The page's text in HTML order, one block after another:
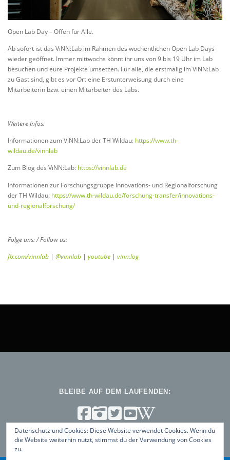
Open Lab Day – Offen für Alle.
Ab sofort ist das ViNN:Lab im Rahmen des wöchentlichen Open Lab Days
wieder geöffnet. Immer mittwochs könnt ihr uns von 9 bis 19 Uhr im Lab
besuchen und eure Projekte umsetzen. Für alle, die erstmalig im ViNN:Lab
zu Gast sind, gibt es vor Ort eine Erstunterweisung durch eine
Mitarbeiterin bzw. einen Mitarbeiter des Labs.
Weitere Infos:
Informationen zum ViNN:Lab der TH Wildau: https://www.th-
wildau.de/vinnlab
Zum Blog des ViNN:Lab: https://vinnlab.de
Informationen zur Forschungsgruppe Innovations- und Regionalforschung
der TH Wildau: https://www.th-wildau.de/forschung-transfer/innovations-
und-regionalforschung/
Folge uns: / Follow us:
fb.com/vinnlab | @vinnlab | youtube | vinn:log
BLEIBE AUF DEM LAUFENDEN:
Datenschutz und Cookies: Diese Website verwendet Cookies. Wenn du
die Website weiterhin nutzt, stimmst du der Verwendung von Cookies
zu.